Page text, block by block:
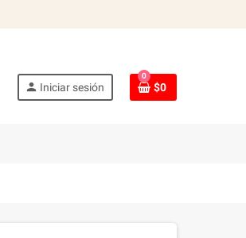
person Iniciar sesión
0
$0